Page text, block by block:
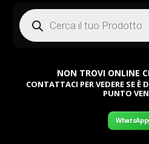
Products
search
NON TROVI ONLINE
CONTATTACI PER VEDERE SE È
PUNTO
WhatsApp